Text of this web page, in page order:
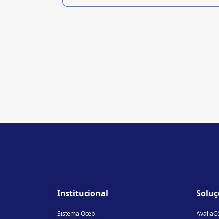
Institucional
Sistema Oceb